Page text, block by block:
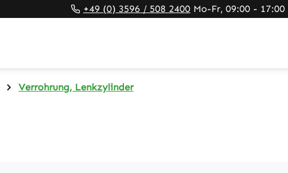
+49 (0) 3596 / 508 2400 Mo-Fr, 09:00 - 17:00
Verrohrung, Lenkzylinder